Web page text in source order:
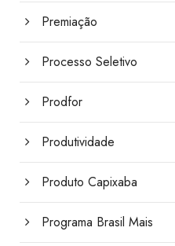
Premiação
Processo Seletivo
Prodfor
Produtividade
Produto Capixaba
Programa Brasil Mais